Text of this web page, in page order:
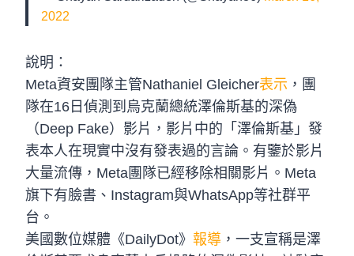
2022
說明：
Meta資安團隊主管Nathaniel Gleicher表示 ，團
隊在16日偵測到烏克蘭總統澤倫斯基的深偽
（Deep Fake）影片，影片中的「澤倫斯基」發
表本人在現實中沒有發表過的言論。有鑒於影片
大量流傳，Meta團隊已經移除相關影片。Meta
旗下有臉書、Instagram與WhatsApp等社群平
台。
美國數位媒體《DailyDot》 報導 ，一支宣稱是澤